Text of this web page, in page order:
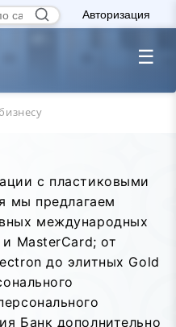
Авторизация
☰
с пластиковыми
мы предлагаем
международных
MasterCard; от
до элитных Gold
Банк дополнительно